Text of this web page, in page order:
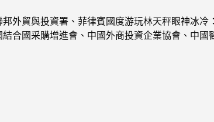
貿與投資署、菲律賓國度游玩林天秤眼神冰冷
合國采購增進會、中國外商投資企業協會、中